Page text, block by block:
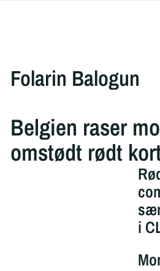
Folarin Balogun
Belgien raser
omstødt rødt
i